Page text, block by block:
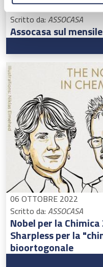
17 OTTOBRE 2022
Scritto da: ASSOCASA
Assocasa sul
06 OTTOBRE 2022
Scritto da: ASSOCASA
Nobel per la
Sharpless per la
bioortogonale